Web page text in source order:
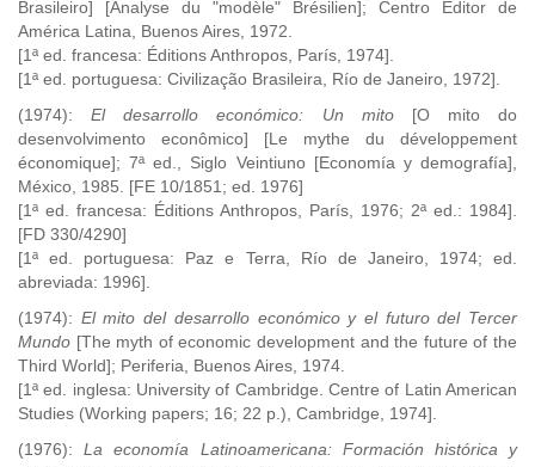
Brasileiro] [Analyse du "modèle" Brésilien]; Centro Editor de
América Latina, Buenos Aires, 1972.
[1ª ed. francesa: Éditions Anthropos, París, 1974].
[1ª ed. portuguesa: Civilização Brasileira, Río de Janeiro, 1972].
(1974):El desarrollo económico: Un mito[O mito do
desenvolvimento econômico] [Le mythe du développement
économique]; 7ª ed., Siglo Veintiuno [Economía y demografía],
México, 1985. [FE 10/1851; ed. 1976]
[1ª ed. francesa: Éditions Anthropos, París, 1976; 2ª ed.: 1984].
[FD 330/4290]
[1ª ed. portuguesa: Paz e Terra, Río de Janeiro, 1974; ed.
abreviada: 1996].
(1974): El mito del desarrollo económico y el futuro del Tercer
Mundo [The myth of economic development and the future of the
Third World]; Periferia, Buenos Aires, 1974.
[1ª ed. inglesa: University of Cambridge. Centre of Latin American
Studies (Working papers; 16; 22 p.), Cambridge, 1974].
(1976):La economía Latinoamericana: Formación histórica y